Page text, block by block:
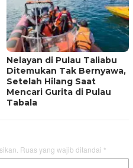
Nelayan di Pulau Taliabu
Ditemukan Tak Bernyawa,
Setelah Hilang Saat
Mencari Gurita di Pulau
Tabala
Ruas yang wajib ditandai *